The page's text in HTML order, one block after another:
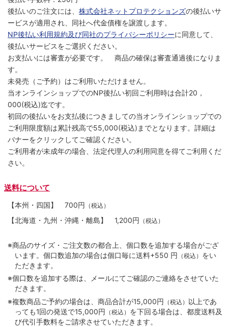
後払いのご注文には、 株式会社ネットプロテクションズの後払いサ
ービスが適用され、同社へ代金債権を譲渡します。
NP後払い利用規約及び同社のプライバシーポリシーに同意して、
後払いサービスをご選択ください。
お支払いには審査が必要です。 商品の確保は審査通過後になりま
す。
未発売（ご予約）はご利用いただけません。
当オンラインショップでのNP後払い初回ご利用時は合計20，
000(税込)迄です。
初回の後払いをお支払後につきましての当オンラインショップでの
ご利用限度額は累計残高で55,000(税込)までとなります。詳細は
バナーをクリックしてご確認ください。
ご利用者が未成年の場合、法定代理人の利用同意を得てご利用くだ
さい。
送料について
【本州・四国】 700円 （税込）
【北海道・九州・沖縄・離島】 1,200円 （税込）
※商品のサイズ・ご注文数の都合上、個口数を追加する場合がござ
います。個口数追加の場合は個口毎に送料+550 円 （税込） をい
ただきます。
※個口数を追加する際は、メールにてご確認のご連絡をさせていた
だきます。
※複数商品ご予約の場合は、商品合計が15,000円 （税込） 以上であ
っても1回の発送で15,000円 （税込） を下回る場合は、都度送料及
び代引手数料をご請求させていただきます。